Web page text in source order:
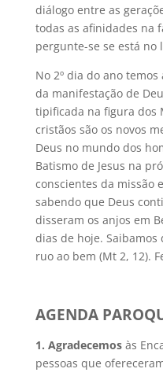
diálogo entre as
todas as afinidades na
pergunte-se se está no
No 2º dia do ano
da manifestação de
tipificada na figura dos
cristãos são os novos
Deus no mundo dos
Batismo de Jesus na
conscientes da missão
sabendo que Deus
disseram os anjos em
dias de hoje.
ruo ao bem (Mt 2, 12).
AGENDA
1. Agradecemosàs
pessoas que